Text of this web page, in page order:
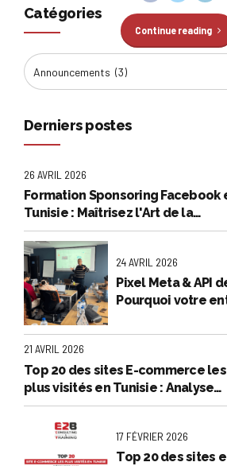
Continue reading
Catégories
Derniers postes
26 AVRIL 2026
Formation Sponsoring Facebook
Tunisie : Maîtrisez l'Art de la
Publicité Rentable
24 AVRIL 2026
Pixel Meta & API
Pourquoi votre
21 AVRIL 2026
Top 20 des sites E-commerce les
plus visités en Tunisie : Analyse
exclusive - Mars 2026
17 FÉVRIER 2026
Top 20 des sites